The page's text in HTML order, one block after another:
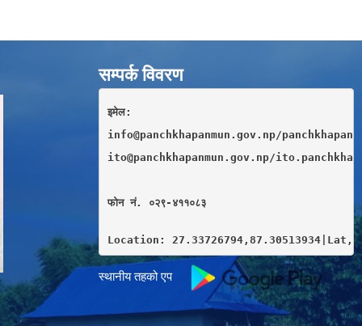
सम्पर्क विवरण
इमेल:
info@panchkhapanmun.gov.np/
ito@panchkhapanmun.gov.np/
फाेन नं. ०२९-४११०८३
Location:
स्थानीय तहको एप